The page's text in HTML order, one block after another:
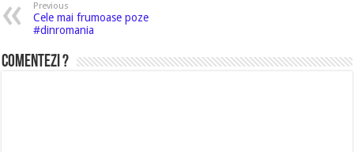
Previous
Cele mai frumoase poze
#dinromania
Comentezi ?